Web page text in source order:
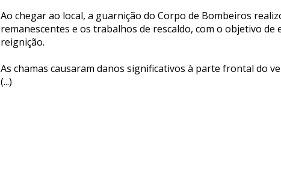
Ao chegar ao local, a guarnição do Corpo de Bombeiros
remanescentes e os trabalhos de rescaldo, com o objetivo
reignição.
As chamas causaram danos significativos à parte frontal do
(...)